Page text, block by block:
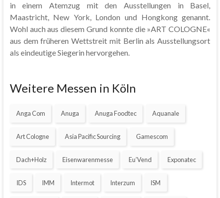
in einem Atemzug mit den Ausstellungen in Basel,
Maastricht, New York, London und Hongkong genannt.
Wohl auch aus diesem Grund konnte die »ART COLOGNE«
aus dem früheren Wettstreit mit Berlin als Ausstellungsort
als eindeutige Siegerin hervorgehen.
Weitere Messen in Köln
Anga Com Anuga Anuga Foodtec Aquanale
Art Cologne Asia Pacific Sourcing Gamescom
Dach+Holz Eisenwarenmesse Eu’Vend Exponatec
IDS IMM Intermot Interzum ISM